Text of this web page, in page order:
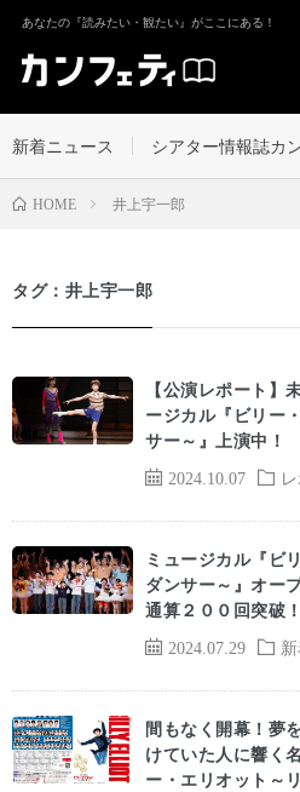
あなたの『読みたい・観たい』がここにある！
新着ニュース シアター情報誌カ
HOME 井上宇一郎
タグ：井上宇一郎
2024.10.07
【公演レポート】
ージカル『ビリー
サー～』上演中！
2024.07.29
ミュージカル『ビ
ダンサー～』オー
通算２００回突破！
間もなく開幕！夢
けていた人に響く
ー・エリオット～